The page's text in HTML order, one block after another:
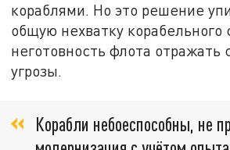
кораблями. Но это решение
общую нехватку корабельного
неготовность флота
угрозы.
Корабли небоеспособны, не